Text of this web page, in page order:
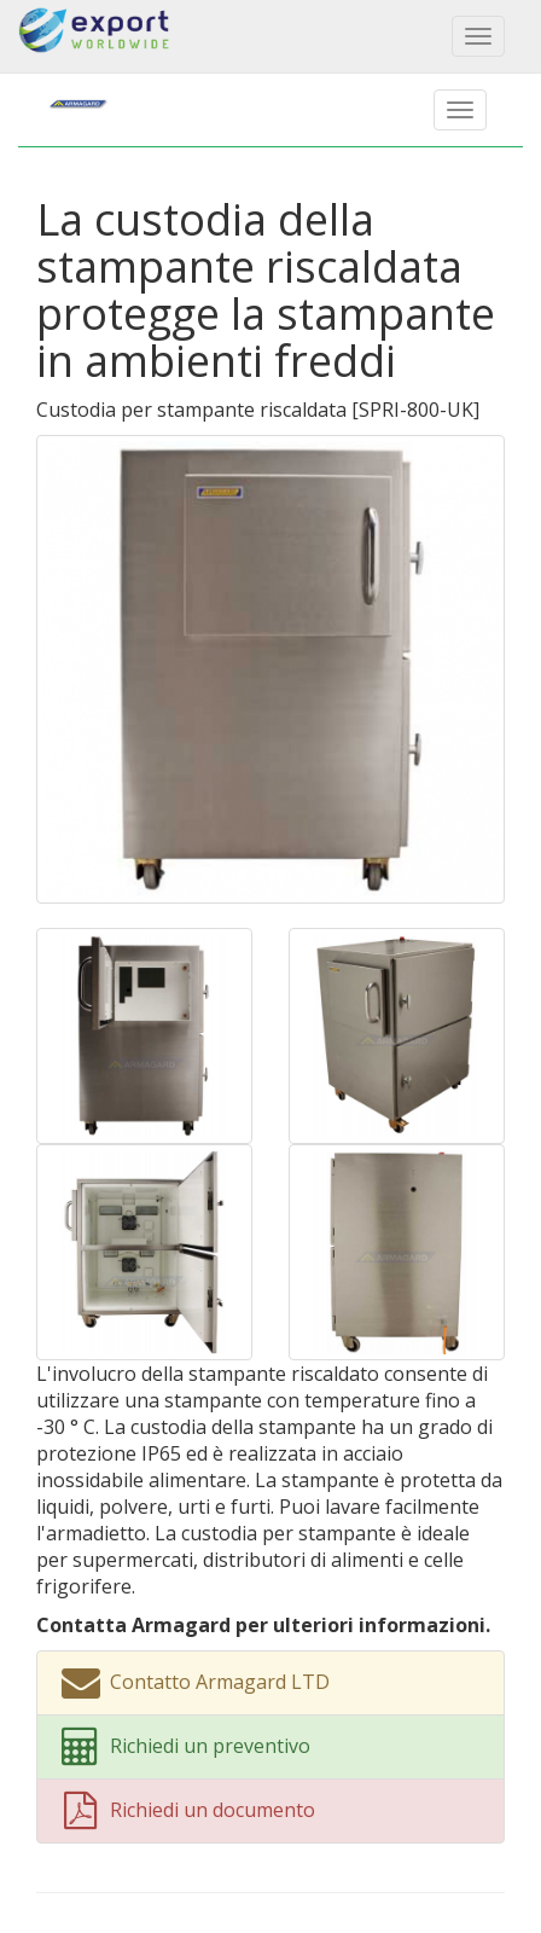
Toggle
La custodia della
stampante riscaldata
protegge la stampante
in ambienti freddi
Custodia per stampante riscaldata [SPRI-800-UK]
L'involucro della stampante riscaldato consente di
utilizzare una stampante con temperature fino a
-30 ° C. La custodia della stampante ha un grado di
protezione IP65 ed è realizzata in acciaio
inossidabile alimentare. La stampante è protetta da
liquidi, polvere, urti e furti. Puoi lavare facilmente
l'armadietto. La custodia per stampante è ideale
per supermercati, distributori di alimenti e celle
frigorifere.
Contatta Armagard per ulteriori informazioni.
Contatto Armagard LTD
Richiedi un preventivo
Richiedi un documento